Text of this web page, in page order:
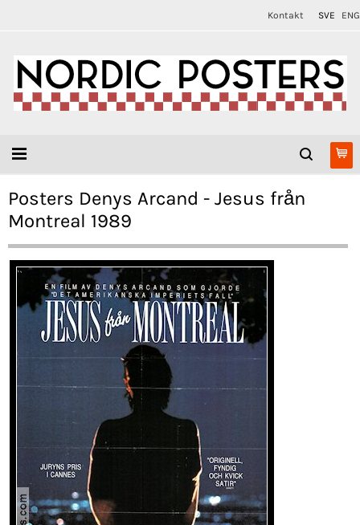
Kontakt SVE ENG
Posters Denys Arcand - Jesus från
Montreal 1989